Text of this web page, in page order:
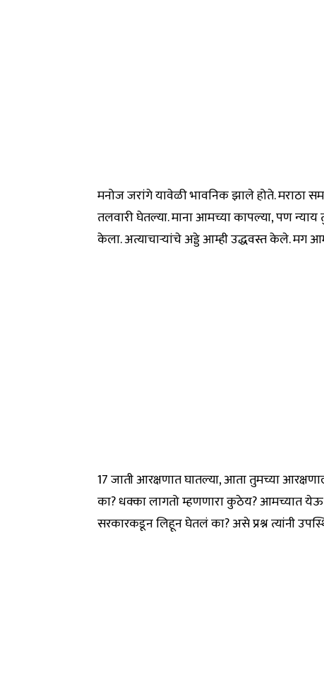
मनोज जरांगे यावेळी भावनिक झाले होते. मराठा
तलवारी घेतल्या. माना आमच्या कापल्या, पण
केला. अत्याचाऱ्यांचे अड्डे आम्ही उद्धवस्त केले. मग
17 जाती आरक्षणात घातल्या, आता तुमच्या
का? धक्का लागतो म्हणणारा कुठेय? आमच्यात येऊ
सरकारकडून लिहून घेतलं का? असे प्रश्न त्यांनी